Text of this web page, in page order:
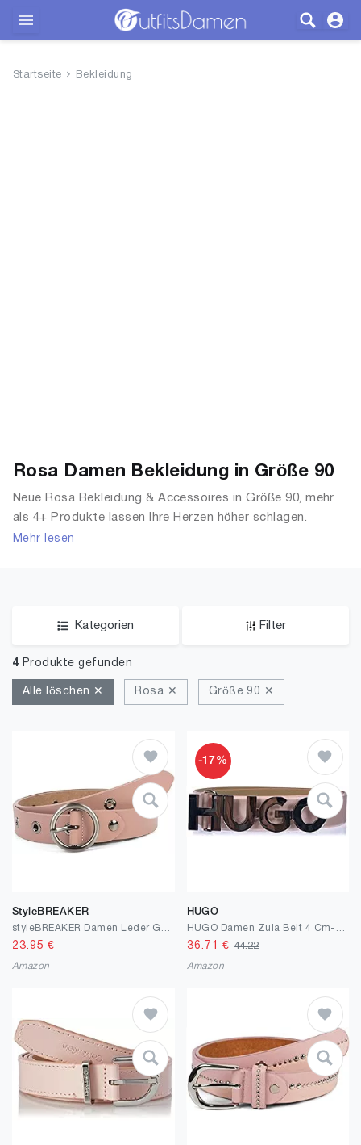
Startseite Bekleidung
Rosa Damen Bekleidung in Größe 90
Neue Rosa Bekleidung & Accessoires in Größe 90, mehr
als 4+ Produkte lassen Ihre Herzen höher schlagen.
Entdecken Sie unsere Auswahl an Tops, T-Shirts,
Mehr lesen
Kategorien Filter
4 Produkte gefunden
Alle löschen ✕ Rosa ✕ Größe 90 ✕
StyleBREAKER
23.95 €
Amazon
-17%
HUGO
36.71 € 44.22
Amazon